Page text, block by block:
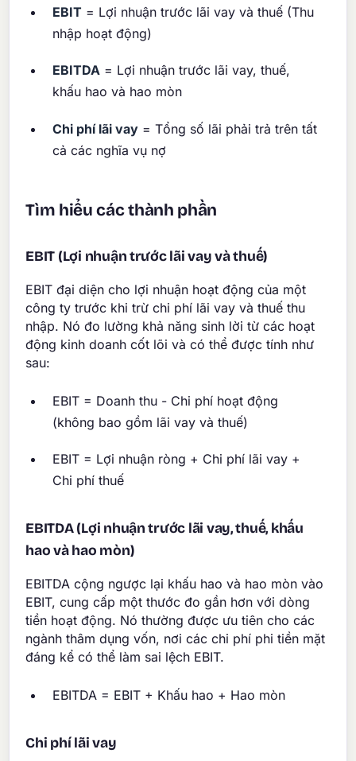
EBIT = Lợi nhuận trước lãi vay và thuế (Thu
nhập hoạt động)
EBITDA = Lợi nhuận trước lãi vay, thuế,
khấu hao và hao mòn
Chi phí lãi vay = Tổng số lãi phải trả trên tất
cả các nghĩa vụ nợ
Tìm hiểu các thành phần
EBIT (Lợi nhuận trước lãi vay và thuế)
EBIT đại diện cho lợi nhuận hoạt động của một
công ty trước khi trừ chi phí lãi vay và thuế thu
nhập. Nó đo lường khả năng sinh lời từ các hoạt
động kinh doanh cốt lõi và có thể được tính như
sau:
EBIT = Doanh thu - Chi phí hoạt động
(không bao gồm lãi vay và thuế)
EBIT = Lợi nhuận ròng + Chi phí lãi vay +
Chi phí thuế
EBITDA (Lợi nhuận trước lãi vay, thuế, khấu
hao và hao mòn)
EBITDA cộng ngược lại khấu hao và hao mòn vào
EBIT, cung cấp một thước đo gần hơn với dòng
tiền hoạt động. Nó thường được ưu tiên cho các
ngành thâm dụng vốn, nơi các chi phí phi tiền mặt
đáng kể có thể làm sai lệch EBIT.
EBITDA = EBIT + Khấu hao + Hao mòn
Chi phí lãi vay